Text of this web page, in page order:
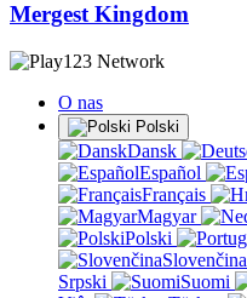
Mergest Kingdom
O nas
Polski
Dansk
Español
Français
Magyar
Polski
Slovenčina
Srpski
Suomi